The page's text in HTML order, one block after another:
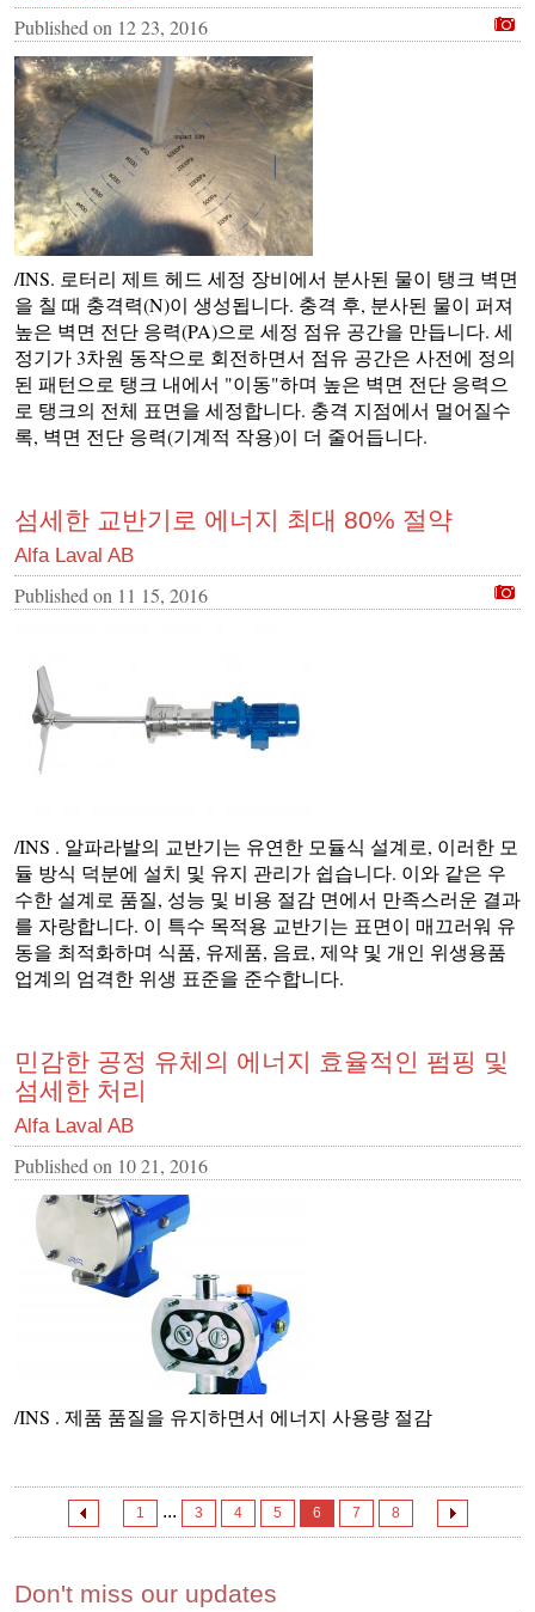
Published on 12 23, 2016
/INS. 로터리 제트 헤드 세정 장비에서 분사된 물이 탱크 벽면
을 칠 때 충격력(N)이 생성됩니다. 충격 후, 분사된 물이 퍼져
높은 벽면 전단 응력(PA)으로 세정 점유 공간을 만듭니다. 세
정기가 3차원 동작으로 회전하면서 점유 공간은 사전에 정의
된 패턴으로 탱크 내에서 "이동"하며 높은 벽면 전단 응력으
로 탱크의 전체 표면을 세정합니다. 충격 지점에서 멀어질수
록, 벽면 전단 응력(기계적 작용)이 더 줄어듭니다.
섬세한 교반기로 에너지 최대 80% 절약
Alfa Laval AB
Published on 11 15, 2016
/INS . 알파라발의 교반기는 유연한 모듈식 설계로, 이러한 모
듈 방식 덕분에 설치 및 유지 관리가 쉽습니다. 이와 같은 우
수한 설계로 품질, 성능 및 비용 절감 면에서 만족스러운 결과
를 자랑합니다. 이 특수 목적용 교반기는 표면이 매끄러워 유
동을 최적화하며 식품, 유제품, 음료, 제약 및 개인 위생용품
업계의 엄격한 위생 표준을 준수합니다.
민감한 공정 유체의 에너지 효율적인 펌핑 및
섬세한 처리
Alfa Laval AB
Published on 10 21, 2016
/INS . 제품 품질을 유지하면서 에너지 사용량 절감
1 ... 3 4 5 6 7 8
Don't miss our updates